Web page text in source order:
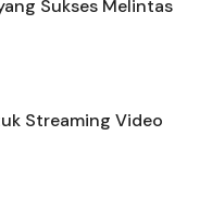
Sukses Melintas
Streaming Video